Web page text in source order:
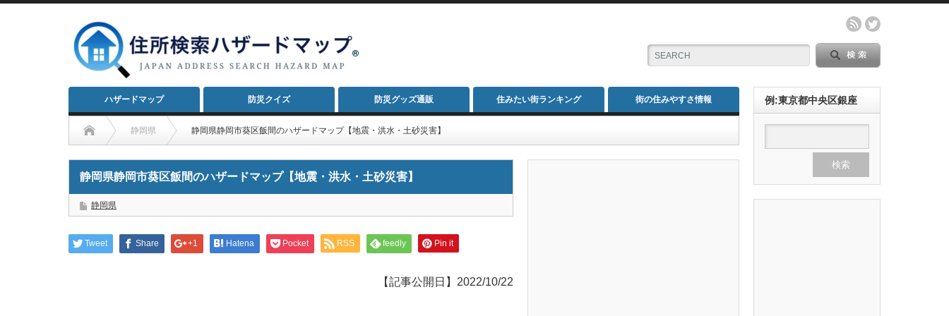
ハザードマップ 防災クイズ 防災グッズ通販 住みたい街ランキング 街の住みやすさ情報
静岡県 静岡県静岡市葵区飯間のハザードマップ【地震・洪水・土砂災害】
静岡県静岡市葵区飯間のハザードマップ【地震・洪水・土砂災害】
静岡県
Tweet Share +1 Hatena Pocket RSS feedly Pin it
【記事公開日】2022/10/22
例:東京都中央区銀座